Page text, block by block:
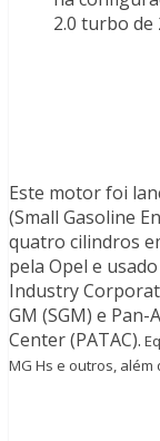
2.0 turbo de
Este motor foi
(Small Gasoline
quatro cilindros
pela Opel e
Industry
GM (SGM) e
Center (PATAC).
MG Hs e outros,